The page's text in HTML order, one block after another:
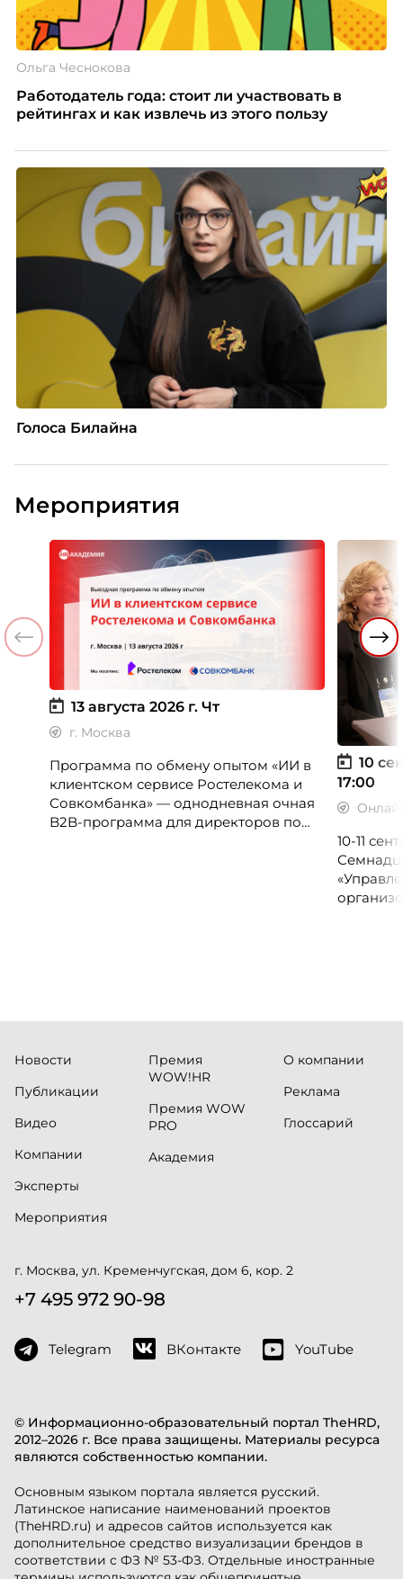
Ольга Чеснокова
Работодатель года: стоит ли участвовать в
рейтингах и как извлечь из этого пользу
Голоса Билайна
Мероприятия
13 августа 2026 г. Чт
г. Москва
Программа по обмену опытом «ИИ в
клиентском сервисе Ростелекома и
Совкомбанка» — однодневная очная
B2B-программа для директоров по
10
17:00
10-11
© Информационно-образовательный портал TheHRD,
2012–2026 г. Все права защищены. Материалы ресурса
являются собственностью компании.
Основным языком портала является русский.
Латинское написание наименований проектов
(TheHRD.ru) и адресов сайтов используется как
дополнительное средство визуализации брендов в
соответствии с ФЗ № 53-ФЗ. Отдельные иностранные
Новости
Публикации
Видео
Компании
Эксперты
Мероприятия
Премия
WOW!HR
Премия WOW
PRO
Академия
О компании
Реклама
Глоссарий
г. Москва, ул. Кременчугская, дом 6, кор. 2
+7 495 972 90-98
Telegram ВКонтакте YouTube